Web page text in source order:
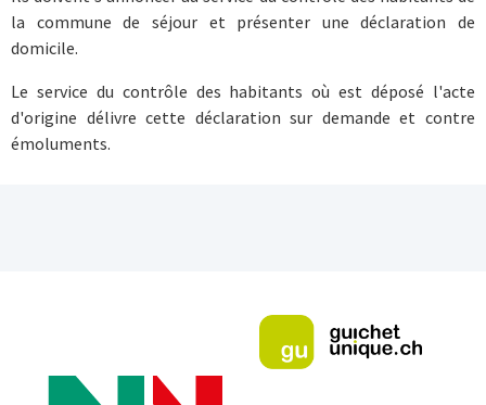
la commune de séjour et présenter une déclaration de
domicile.
Le service du contrôle des habitants où est déposé l'acte
d'origine délivre cette déclaration sur demande et contre
émoluments.